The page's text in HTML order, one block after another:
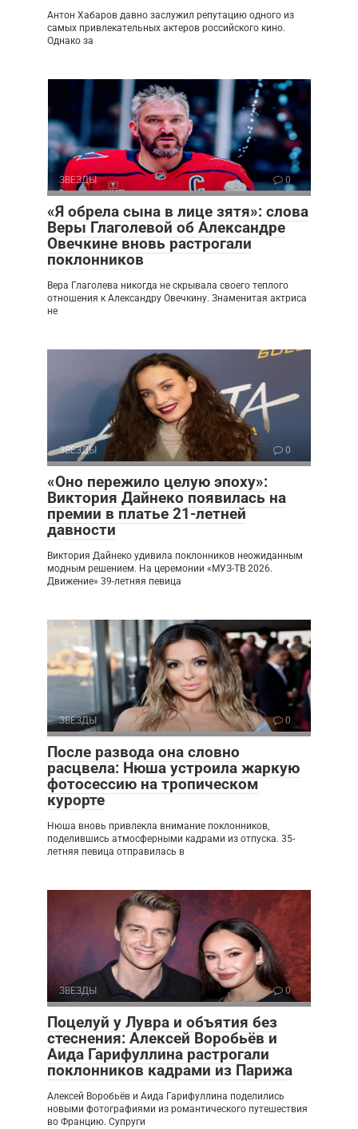
Антон Хабаров давно заслужил репутацию одного из
самых привлекательных актеров российского кино.
Однако за
ЗВЕЗДЫ 0
«Я обрела сына в лице зятя»: слова
Веры Глаголевой об Александре
Овечкине вновь растрогали
поклонников
Вера Глаголева никогда не скрывала своего теплого
отношения к Александру Овечкину. Знаменитая актриса
не
ЗВЕЗДЫ 0
«Оно пережило целую эпоху»:
Виктория Дайнеко появилась на
премии в платье 21-летней
давности
Виктория Дайнеко удивила поклонников неожиданным
модным решением. На церемонии «МУЗ-ТВ 2026.
Движение» 39-летняя певица
ЗВЕЗДЫ 0
После развода она словно
расцвела: Нюша устроила жаркую
фотосессию на тропическом
курорте
Нюша вновь привлекла внимание поклонников,
поделившись атмосферными кадрами из отпуска. 35-
летняя певица отправилась в
ЗВЕЗДЫ 0
Поцелуй у Лувра и объятия без
стеснения: Алексей Воробьёв и
Аида Гарифуллина растрогали
поклонников кадрами из Парижа
Алексей Воробьёв и Аида Гарифуллина поделились
новыми фотографиями из романтического путешествия
во Францию. Супруги